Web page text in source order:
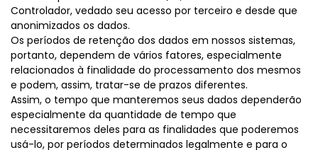
Controlador, vedado seu acesso por terceiro e desde que
anonimizados os dados.
Os períodos de retenção dos dados em nossos sistemas,
portanto, dependem de vários fatores, especialmente
relacionados à finalidade do processamento dos mesmos
e podem, assim, tratar-se de prazos diferentes.
Assim, o tempo que manteremos seus dados dependerão
especialmente da quantidade de tempo que
necessitaremos deles para as finalidades que poderemos
usá-lo, por períodos determinados legalmente e para o